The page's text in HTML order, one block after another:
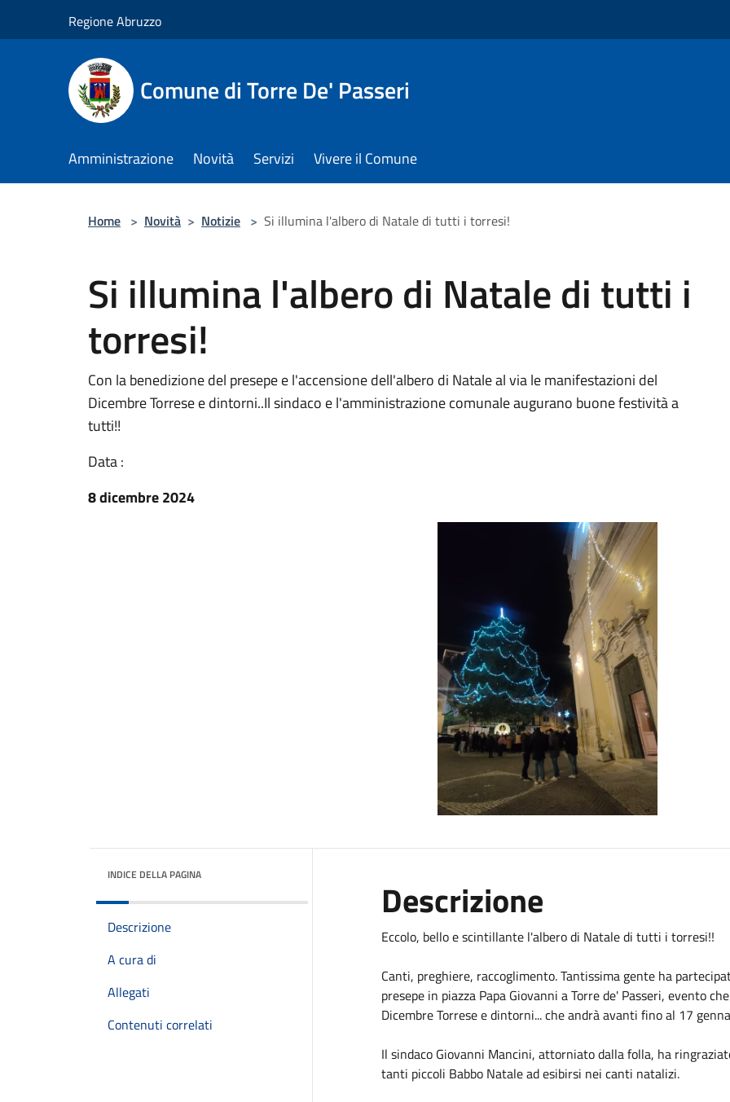
Regione Abruzzo
Comune di Torre De' Passeri
Amministrazione Novità Servizi Vivere il Comune
Home > Novità > Notizie > Si illumina l'albero di Natale di tutti i torresi!
Si illumina l'albero di Natale di tutti i
torresi!
Con la benedizione del presepe e l'accensione dell'albero di Natale al via le manifestazioni del
Dicembre Torrese e dintorni..Il sindaco e l'amministrazione comunale augurano buone festività a
tutti!!
Data :
8 dicembre 2024
INDICE DELLA PAGINA
Descrizione
A cura di
Allegati
Contenuti correlati
Descrizione
Eccolo, bello e scintillante l'albero di Natale di tutti i torresi!!
Canti, preghiere, raccoglimento. Tantissima gente ha
presepe in piazza Papa Giovanni a Torre de' Passeri, evento
Dicembre Torrese e dintorni... che andrà avanti fino al 17
Il sindaco Giovanni Mancini, attorniato dalla folla, ha
tanti piccoli Babbo Natale ad esibirsi nei canti natalizi.